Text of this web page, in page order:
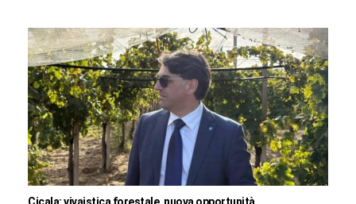
Cicala: vivaistica forestale, nuova opportunità